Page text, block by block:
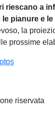
riescano a
pianure e
la
prossime
riservata